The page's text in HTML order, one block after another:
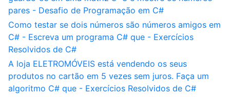
pares - Desafio de Programação em C#
Como testar se dois números são números amigos em
C# - Escreva um programa C# que - Exercícios
Resolvidos de C#
A loja ELETROMÓVEIS está vendendo os seus
produtos no cartão em 5 vezes sem juros. Faça um
algoritmo C# que - Exercícios Resolvidos de C#